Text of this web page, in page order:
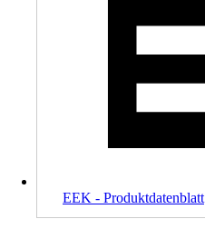
EEK - Produktdatenblatt